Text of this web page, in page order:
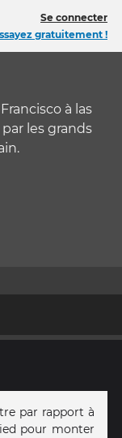
Se connecter
gratuitement !
à las
les grands
par rapport à
pour monter